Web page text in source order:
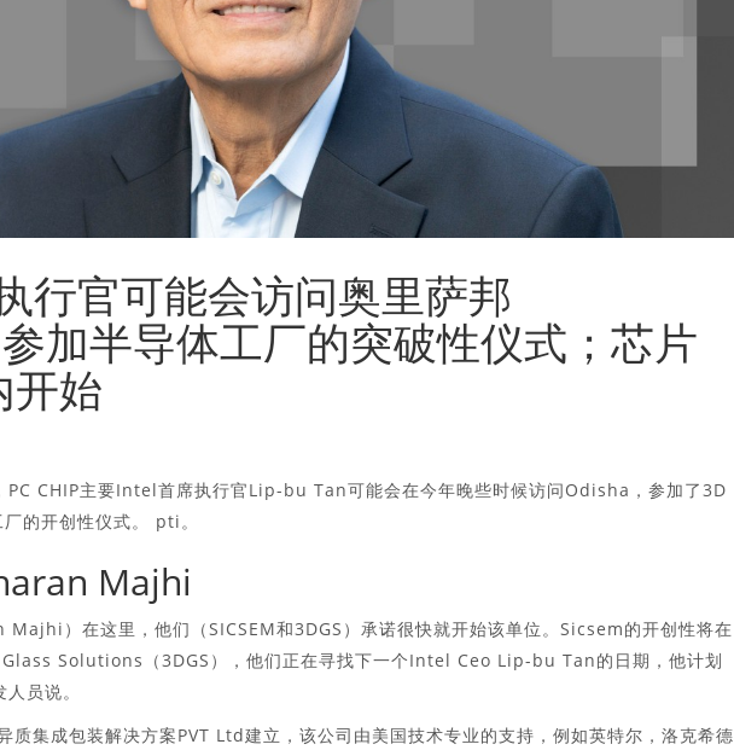
行官可能会访问奥里萨邦
参加半导体工厂的突破性仪式；芯片
开始
PC CHIP主要Intel首席执行官Lip-bu Tan可能会在今年晚些时候访问Odisha，参加了3D
的开创性仪式。 pti。
Majhi
）在这里，他们（SICSEM和3DGS）承诺很快就开始该单位。Sicsem的开创性将在
Glass Solutions（3DGS），他们正在寻找下一个Intel Ceo Lip-bu Tan的日期，他计划
员说。
质集成包装解决方案PVT Ltd建立，该公司由美国技术专业的支持，例如英特尔，洛克希德